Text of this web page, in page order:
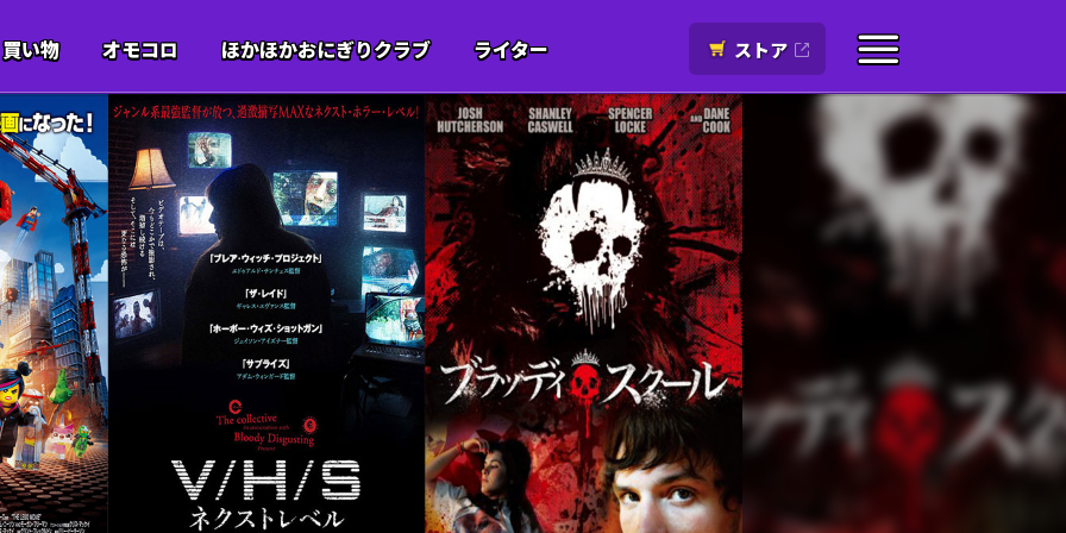
買い物 オモコロ ほかほかおにぎりクラブ ライター ストア